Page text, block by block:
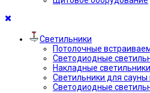
Светильники
Потолочные
Светодиодные
Накладные светильники
Светильники для сауны
Светодиодные